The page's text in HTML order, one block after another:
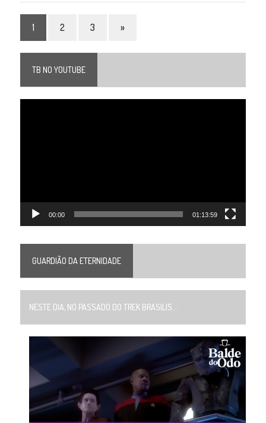
1 2 3 »
TB NO YOUTUBE
00:00 01:13:59
GUARDIÃO DA ETERNIDADE
NESTE DIA, NO PASSADO DO TREK BRASILIS...